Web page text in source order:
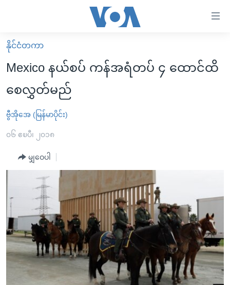
လွယ်ကူ
စေ
များ
ပင်မ
ပင်မ
အ
စာမျက်နှာ
မူလစာမျက်နှာ
မြန်မာ
ကမ္ဘာ့သတင်းများ
နိုင်ငံတကာ
အစ္စရေး-ပါလက်စတိုင်း
ဗွီဒီယို
သတင်းလွတ်လပ်ခွင့်
အင်္ဂလိပ်စာလေ့လာမယ်
အမေရိကန်သုံးအီဒီယံ
မကြေးမုံရဲ့ အင်္ဂလိပ်စာ
ရုပ်ရှင်ထဲက အင်္ဂလိပ်စာ
သုတပဒေသာ အင်္ဂလိပ်စာ
အပတ်စဉ်ကဏ္ဍများ
ရေဒီယို
တီဗွီ
ရေဒီယိုနှင့်ရုပ်သံ အချက်အလက်များ
ရေဒီယို/တီဗွီအစီအစဉ်
Learning English
ဗွီအိုအေ လူမှုကွန်ယက်များ
နိုင်ငံတကာ
Mexico နယ်စပ် ကန်အရံတပ် ၄ ထောင်ထိ
စေလွှတ်မည်
ဗွီအိုအေ (မြန်မာပိုင်း)
၀၆ ဧၿပီ၊ ၂၀၁၈
မျှဝေပါ